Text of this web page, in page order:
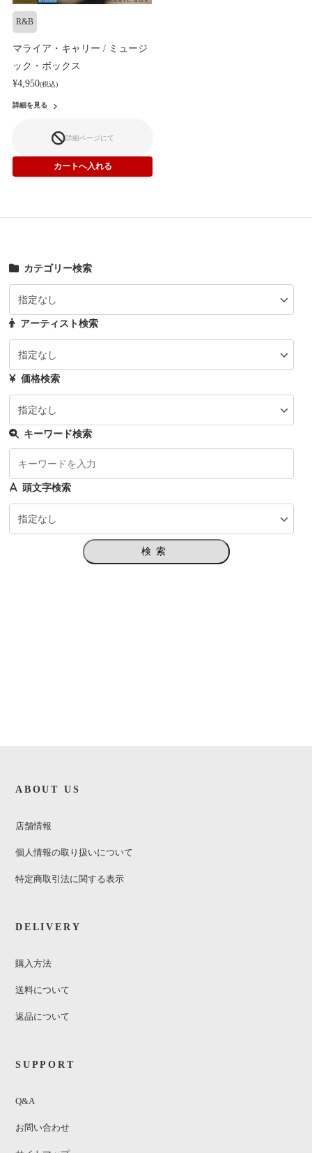
R&B
マライア・キャリー / ミュージ
ック・ボックス
¥4,950(税込)
詳細を見る
詳細ページにて
カテゴリー検索
アーティスト検索
価格検索
キーワード検索
頭文字検索
検索
ABOUT US
店舗情報
個人情報の取り扱いについて
特定商取引法に関する表示
DELIVERY
購入方法
送料について
返品について
SUPPORT
Q&A
お問い合わせ